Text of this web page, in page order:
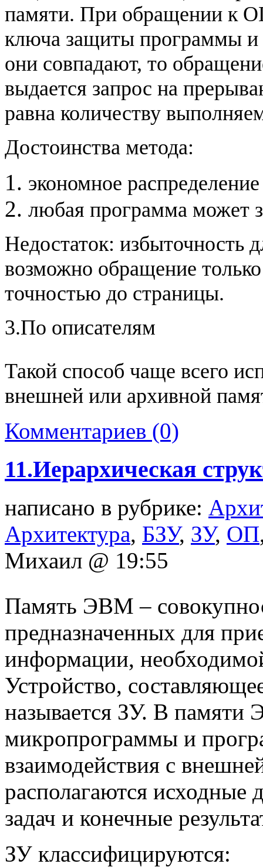
памяти. При обращении к
ключа защиты программы
они совпадают, то
выдается запрос на
равна количеству
Достоинства метода:
экономное
любая программа может
Недостаток: избыточность
возможно обращение
точностью до страницы.
3.По описателям
Такой способ чаще всего
внешней или архивной
Комментариев (0)
11.Иерархическая
написано в рубрике:
Архитектура, БЗУ, ЗУ, ОП
Михаил @ 19:55
Память ЭВМ –
предназначенных для
информации,
Устройство,
называется ЗУ. В памяти
микропрограммы и
взаимодействия с
располагаются
задач и конечные
ЗУ классифицируются: